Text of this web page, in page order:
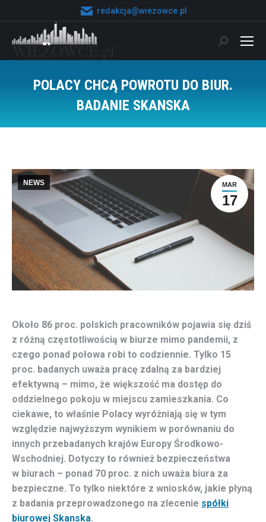
redakcja@wiezowce.pl
Szukaj:
POLACY CHCĄ POWROTU DO BIUR.
BADANIE SKANSKA
MAR
17
NEWS
Około 86 proc. polskich pracowników pojawia się dziś
z różną częstotliwością w biurze mimo pandemii, z
czego ponad połowa robi to codziennie. Tylko 15
proc. badanych uważa pracę zdalną za bardziej
efektywną – mimo, że większość ma dostęp do
oddzielnego pokoju w miejscu zamieszkania. Co
ciekawe, to właśnie Polacy wyróżniają się w tym
względzie najwyższym wynikiem w porównaniu do
innych przebadanych krajów Europy Środkowo-
Wschodniej. Dotyczy to również bezpieczeństwa
w biurach – ponad 70 proc. z nich uważa biura za
bezpieczne. To tylko niektóre z wniosków, jakie płyną
z badania przeprowadzonego na zlecenie spółki
biurowej Skanska.